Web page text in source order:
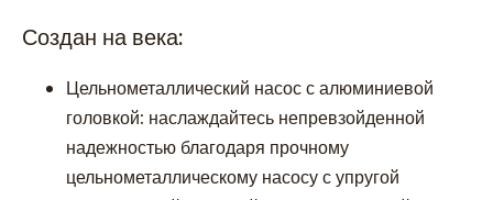
Создан на века:
Цельнометаллический насос с алюминиевой
головкой: наслаждайтесь непревзойденной
надежностью благодаря прочному
цельнометаллическому насосу с упругой